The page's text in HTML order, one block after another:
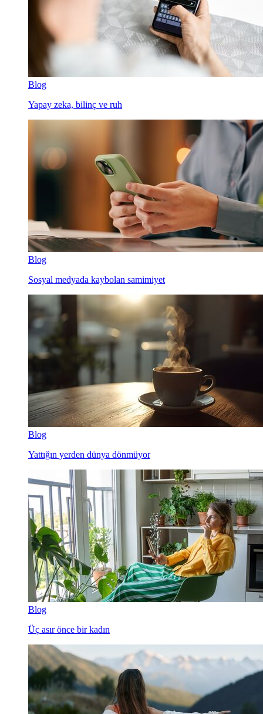
Blog
Yapay zeka, bilinç ve ruh
Blog
Sosyal medyada kaybolan samimiyet
Blog
Yattığın yerden dünya dönmüyor
Blog
Üç asır önce bir kadın